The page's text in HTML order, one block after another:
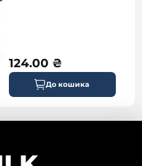
124.00 ₴
До кошика